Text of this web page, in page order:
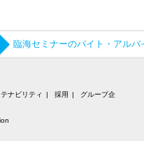
臨海セミナーのバイト・アルバ
ナビリティ 採用
グループ企